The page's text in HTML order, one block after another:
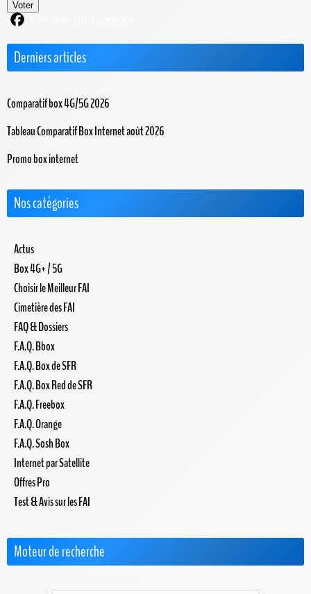
Voter
Derniers articles
Comparatif box 4G/5G 2026
Tableau Comparatif Box Internet août 2026
Promo box internet
Nos catégories
Actus
Box 4G+ / 5G
Choisir le Meilleur FAI
Cimetière des FAI
FAQ & Dossiers
F.A.Q. Bbox
F.A.Q. Box de SFR
F.A.Q. Box Red de SFR
F.A.Q. Freebox
F.A.Q. Orange
F.A.Q. Sosh Box
Internet par Satellite
Offres Pro
Test & Avis sur les FAI
Moteur de recherche